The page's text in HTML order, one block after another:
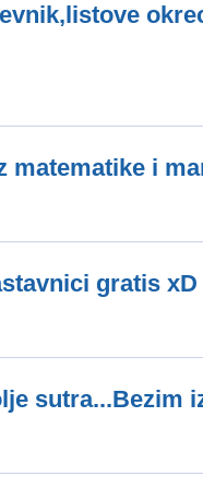
matematike i
gratis xD
sutra...Bezim